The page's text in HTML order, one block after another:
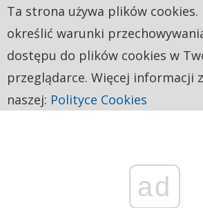
ad
Ta strona używa plików cookies.
określić warunki
dostępu do plików cookies w
przeglądarce. Więcej informacji
naszej: Polityce Cookies